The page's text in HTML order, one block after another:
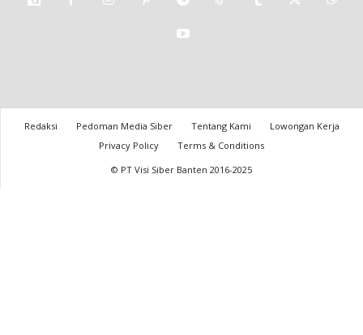
Redaksi Pedoman Media Siber Tentang Kami
Lowongan Kerja
Privacy Policy
Terms & Conditions
© PT Visi Siber Banten 2016-2025